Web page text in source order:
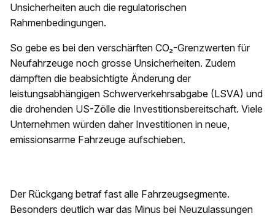
Unsicherheiten auch die regulatorischen
Rahmenbedingungen.
So gebe es bei den verschärften CO₂-Grenzwerten für
Neufahrzeuge noch grosse Unsicherheiten. Zudem
dämpften die beabsichtigte Änderung der
leistungsabhängigen Schwerverkehrsabgabe (LSVA) und
die drohenden US-Zölle die Investitionsbereitschaft. Viele
Unternehmen würden daher Investitionen in neue,
emissionsarme Fahrzeuge aufschieben.
Der Rückgang betraf fast alle Fahrzeugsegmente.
Besonders deutlich war das Minus bei Neuzulassungen